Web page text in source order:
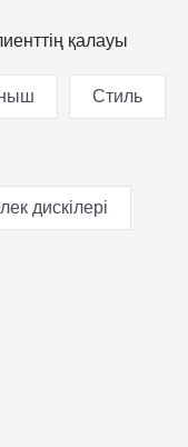
қалауы
Стиль
дискілері